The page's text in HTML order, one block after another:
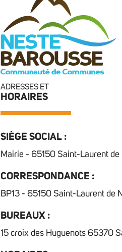
ADRESSES ET
HORAIRES
SIÈGE SOCIAL :
Mairie - 65150 Saint-Laurent de
CORRESPONDANCE :
BP13 - 65150 Saint-Laurent de
BUREAUX :
15 croix des Huguenots 65370